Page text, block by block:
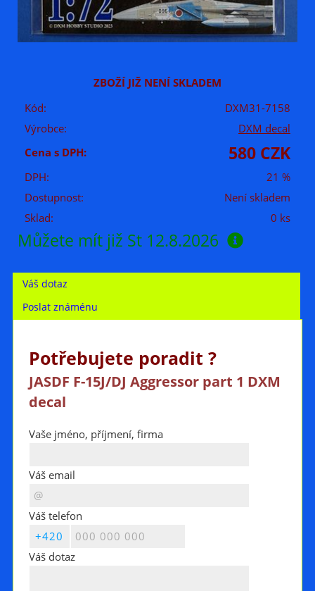
ZBOŽÍ JIŽ NENÍ SKLADEM
Kód:
DXM31-7158
Výrobce:
DXM decal
Cena s DPH:
580 CZK
DPH:
21 %
Dostupnost:
Není skladem
Sklad:
0 ks
Můžete mít již St 12.8.2026
Váš dotaz
Poslat známénu
Potřebujete poradit ?
JASDF F-15J/DJ Aggressor part 1 DXM
decal
Vaše jméno, příjmení, firma
Váš email
Váš telefon
Váš dotaz